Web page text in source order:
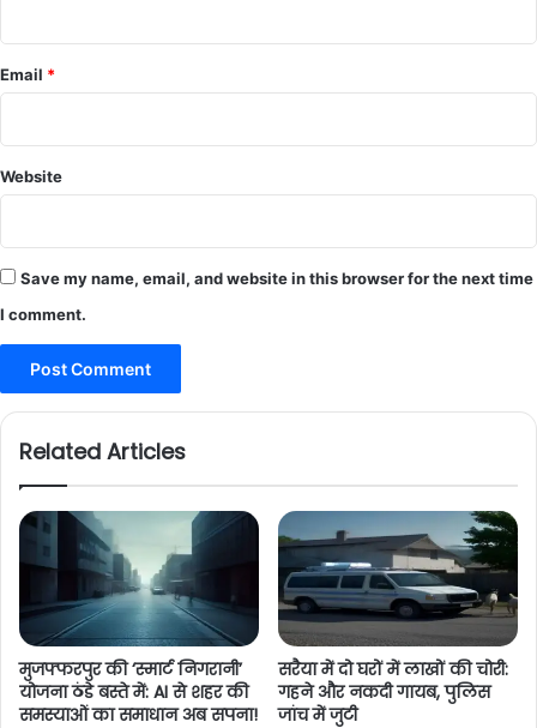
Email *
Website
Save my name, email, and website in this browser for the next time
I comment.
Related Articles
मुजफ्फरपुर की ‘स्मार्ट निगरानी’
योजना ठंडे बस्ते में: AI से शहर की
समस्याओं का समाधान अब सपना!
सरैया में दो घरों में लाखों की चोरी:
गहने और नकदी गायब, पुलिस
जांच में जुटी